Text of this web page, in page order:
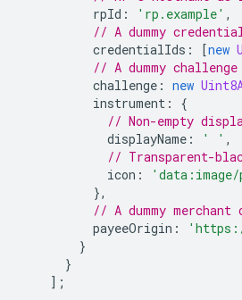
rpId : 'rp.example' ,
// A dummy
credentialIds : [new
// A dummy challenge
challenge : new
instrument :
{
// Non-empty
displayName : ' ' ,
// Transparent-
icon :
'data:image/
},
// A dummy
payeeOrigin :
}
}
];